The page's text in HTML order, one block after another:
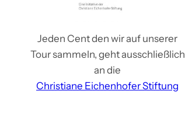
Jeden Cent den wir auf unserer
Tour sammeln, geht ausschließlich
an die
Christiane Eichenhofer Stiftung